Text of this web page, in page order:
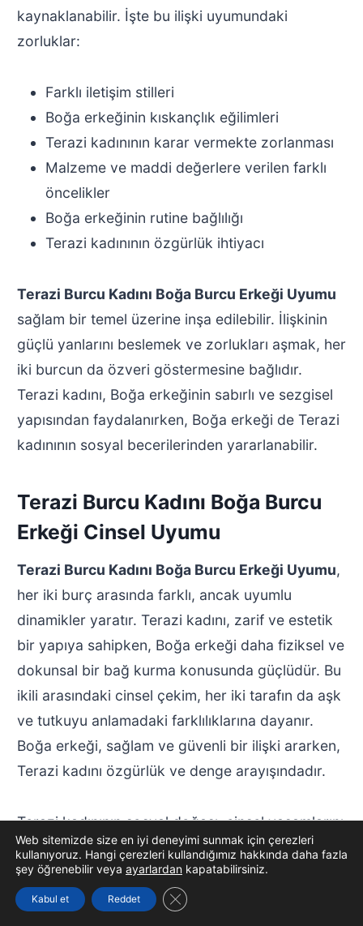
kaynaklanabilir. İşte bu ilişki uyumundaki
zorluklar:
Farklı iletişim stilleri
Boğa erkeğinin kıskançlık eğilimleri
Terazi kadınının karar vermekte zorlanması
Malzeme ve maddi değerlere verilen farklı
öncelikler
Boğa erkeğinin rutine bağlılığı
Terazi kadınının özgürlük ihtiyacı
Terazi Burcu Kadını Boğa Burcu Erkeği Uyumu
sağlam bir temel üzerine inşa edilebilir. İlişkinin
güçlü yanlarını beslemek ve zorlukları aşmak, her
iki burcun da özveri göstermesine bağlıdır.
Terazi kadını, Boğa erkeğinin sabırlı ve sezgisel
yapısından faydalanırken, Boğa erkeği de Terazi
kadınının sosyal becerilerinden yararlanabilir.
Terazi Burcu Kadını Boğa Burcu
Erkeği Cinsel Uyumu
Terazi Burcu Kadını Boğa Burcu Erkeği Uyumu,
her iki burç arasında farklı, ancak uyumlu
dinamikler yaratır. Terazi kadını, zarif ve estetik
bir yapıya sahipken, Boğa erkeği daha fiziksel ve
dokunsal bir bağ kurma konusunda güçlüdür. Bu
ikili arasındaki cinsel çekim, her iki tarafın da aşk
ve tutkuyu anlamadaki farklılıklarına dayanır.
Boğa erkeği, sağlam ve güvenli bir ilişki ararken,
Terazi kadını özgürlük ve denge arayışındadır.
Terazi kadınının sosyal doğası, cinsel yaşamlarını
renklendirirken, Boğa erkeği ise daha ısrarcı ve
sabırlı bir yaklaşım sergiler. Bu durum, her iki
burcun da cinsel birlikteliklerinde farklı
Web sitemizde size en iyi deneyimi sunmak için çerezleri
kullanıyoruz. Hangi çerezleri kullandığımız hakkında daha fazla
şey öğrenebilir veya ayarlardan kapatabilirsiniz.
Kabul et Reddet GDPR çerez şeridini kapat